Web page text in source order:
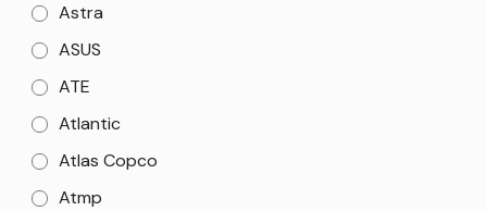
Astra
ASUS
ATE
Atlantic
Atlas Copco
Atmp